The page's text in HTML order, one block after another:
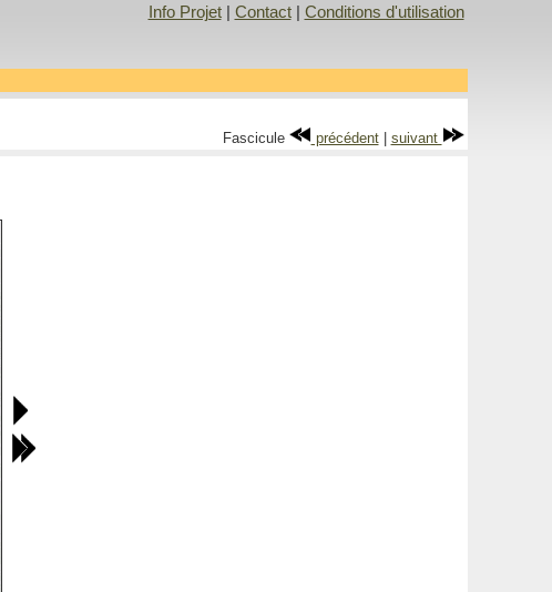
Info Projet| Contact| Conditions d'utilisation
Fascicule précédent| suivant